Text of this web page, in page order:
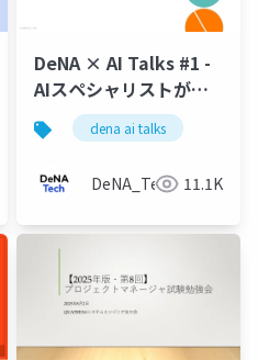
amazon q
DeNA × AI Talks #1 -
AIスペシャリストが語
る、最新技術 -
dena ai talks
DeNA_Tech 11.1K